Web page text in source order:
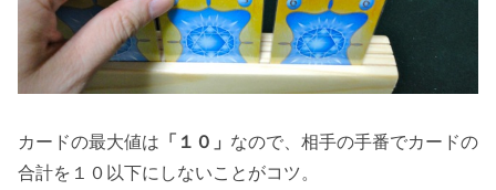
カードの最大値は 「１０」 なので、相手の手番でカードの
合計を１０以下にしないことがコツ。